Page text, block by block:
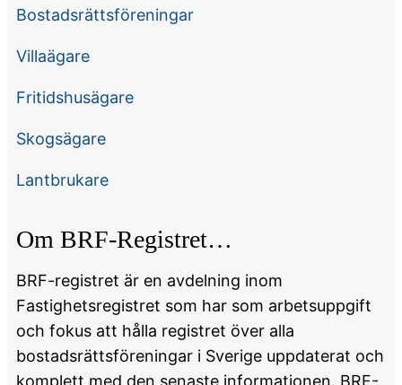
Bostadsrättsföreningar
Villaägare
Fritidshusägare
Skogsägare
Lantbrukare
Om BRF-Registret…
BRF-registret är en avdelning inom
Fastighetsregistret som har som arbetsuppgift
och fokus att hålla registret över alla
bostadsrättsföreningar i Sverige uppdaterat och
komplett med den senaste informationen. BRF-